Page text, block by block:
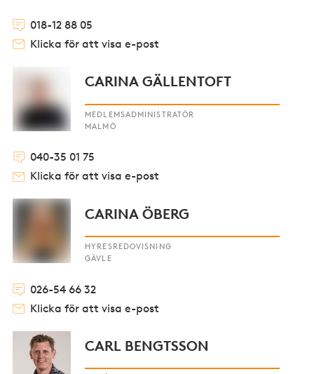
018-12 88 05
Klicka för att visa e-post
CARINA GÄLLENTOFT
MEDLEMSADMINISTRATÖR
MALMÖ
040-35 01 75
Klicka för att visa e-post
CARINA ÖBERG
HYRESREDOVISNING
GÄVLE
026-54 66 32
Klicka för att visa e-post
CARL BENGTSSON